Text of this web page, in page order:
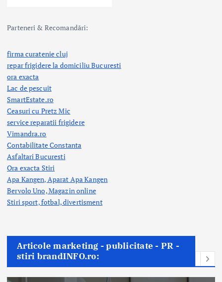
Parteneri & Recomandări:
firma curatenie cluj
repar frigidere la domiciliu Bucuresti
ora exacta
Lac de pescuit
SmartEstate.ro
Ceasuri cu Pretz Mic
service reparatii frigidere
Vimandra.ro
Contabilitate Constanta
Asfaltari Bucuresti
Ora exacta Stiri
Apa Kangen, Aparat Apa Kangen
Bervolo Uno, Magazin online
Stiri sport, fotbal,divertisment
Articole marketing - publicitate - PR -
stiri brandINFO.ro: